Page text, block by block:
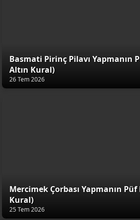
Basmati Pirinç Pilavı Yapmanın
Altın Kural)
26 Tem 2026
Mercimek Çorbası Yapmanın
Kural)
25 Tem 2026